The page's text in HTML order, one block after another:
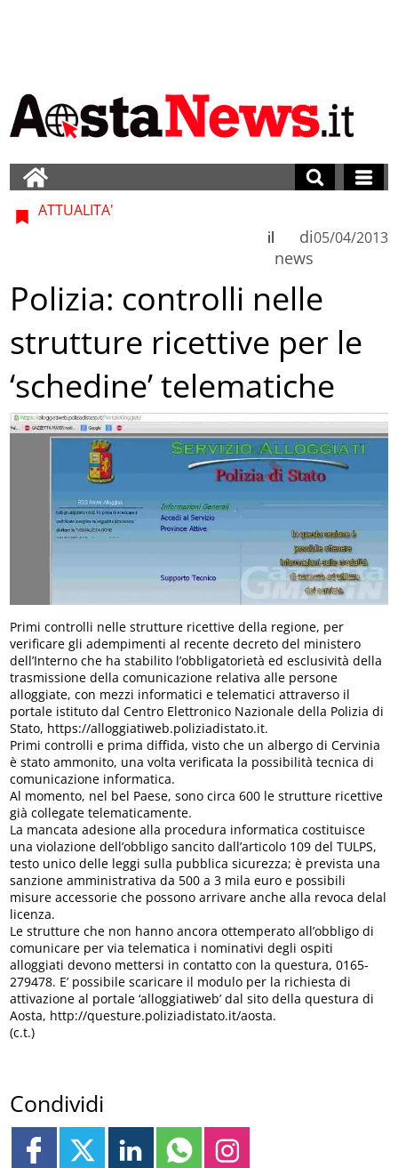
ATTUALITA'
di
news
il 05/04/2013
Polizia: controlli nelle
strutture ricettive per le
‘schedine’ telematiche
Primi controlli nelle strutture ricettive della regione, per
verificare gli adempimenti al recente decreto del ministero
dell’Interno che ha stabilito l’obbligatorietà ed esclusività della
trasmissione della comunicazione relativa alle persone
alloggiate, con mezzi informatici e telematici attraverso il
portale istituto dal Centro Elettronico Nazionale della Polizia di
Stato, https://alloggiatiweb.poliziadistato.it.
Primi controlli e prima diffida, visto che un albergo di Cervinia
è stato ammonito, una volta verificata la possibilità tecnica di
comunicazione informatica.
Al momento, nel bel Paese, sono circa 600 le strutture ricettive
già collegate telematicamente.
La mancata adesione alla procedura informatica costituisce
una violazione dell’obbligo sancito dall’articolo 109 del TULPS,
testo unico delle leggi sulla pubblica sicurezza; è prevista una
sanzione amministrativa da 500 a 3 mila euro e possibili
misure accessorie che possono arrivare anche alla revoca delal
licenza.
Le strutture che non hanno ancora ottemperato all’obbligo di
comunicare per via telematica i nominativi degli ospiti
alloggiati devono mettersi in contatto con la questura, 0165-
279478. E’ possibile scaricare il modulo per la richiesta di
attivazione al portale ‘alloggiatiweb’ dal sito della questura di
Aosta, http://questure.poliziadistato.it/aosta.
(c.t.)
Condividi